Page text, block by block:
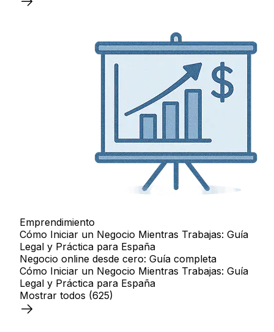
Emprendimiento
Cómo Iniciar un Negocio Mientras Trabajas: Guía
Legal y Práctica para España
Negocio online desde cero: Guía completa
Cómo Iniciar un Negocio Mientras Trabajas: Guía
Legal y Práctica para España
Mostrar todos (625)